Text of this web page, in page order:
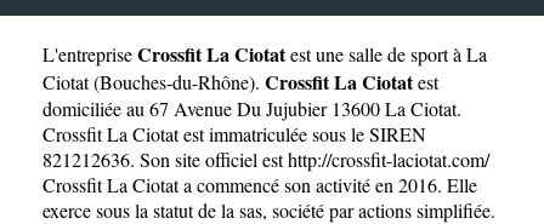
L'entrepriseCrossfit La Ciotatest unesalle de sport à La
Ciotat(Bouches-du-Rhône). Crossfit La Ciotatest
domiciliée au 67 Avenue Du Jujubier 13600 La Ciotat.
Crossfit La Ciotat est immatriculée sous le SIREN
821212636. Son site officiel esthttp://crossfit-laciotat.com/
Crossfit La Ciotat a commencé son activité en 2016. Elle
exerce sous la statut de la sas, société par actions simplifiée.